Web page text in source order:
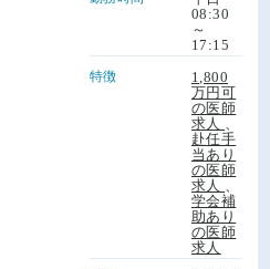
08:30
～
17:15
特徴
1,800
万円可
の医師
求人
赴任手
当あり
の医師
求人
学会補
助あり
の医師
求人